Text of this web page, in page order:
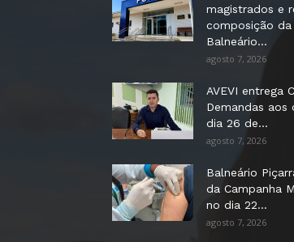
magistrados e
composição da
Balneário...
agosto 7, 2026
AVEVI entrega
Demandas aos
dia 26 de...
agosto 7, 2026
Balneário
da Campanha
no dia 22...
agosto 7, 2026